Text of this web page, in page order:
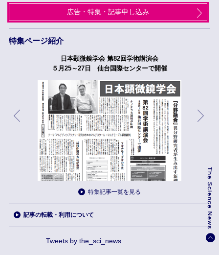
広告・特集・記事申し込み
特集ページ紹介
日本顕微鏡学会 第82回学術講演会
５月25～27日 仙台国際センターで開催
特集記事一覧を見る
記事の転載・利用について
Tweets by the_sci_news